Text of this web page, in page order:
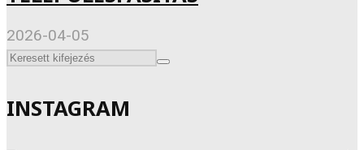
2026-04-05
INSTAGRAM